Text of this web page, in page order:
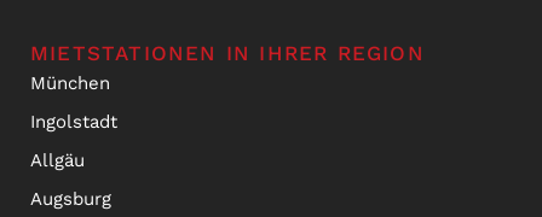
MIETSTATIONEN IN IHRER REGION
München
Ingolstadt
Allgäu
Augsburg